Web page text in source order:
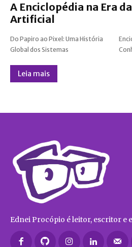
A Enciclopédia na Era
Artificial
Do Papiro ao Pixel: Uma História
Global dos Sistemas
Enciclopédicos e a Disputa pelo
Leia mais
Ednei Procópio é leitor, escritor e